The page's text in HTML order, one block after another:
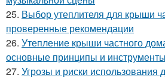
25. Выбор утеплителя для крыши
проверенные рекомендации
26. Утепление крыши частного
основные принципы и инструменты
27. Угрозы и риски использования